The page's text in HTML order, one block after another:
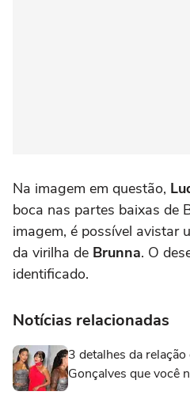
Na imagem em questão,
boca nas partes baixas de
imagem, é possível avistar
da virilha de Brunna. O
identificado.
Notícias relacionadas
3 detalhes da
Gonçalves que você